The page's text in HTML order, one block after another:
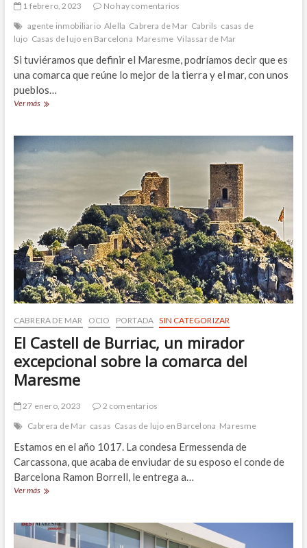
1 febrero, 2023
No hay comentarios
agente inmobiliario Alella Cabrera de Mar Cabrils casas de
lujo Casas de lujo en Barcelona Maresme Vilassar de Mar
Si tuviéramos que definir el Maresme, podríamos decir que es
una comarca que reúne lo mejor de la tierra y el mar, con unos
pueblos…
Ver másPueblos
con
encanto
CABRERA DE MAR OCIO PORTADA SIN CATEGORIZAR
El Castell de Burriac, un mirador
excepcional sobre la comarca del
Maresme
27 enero, 2023
2 comentarios
Cabrera de Mar casas Casas de lujo en Barcelona Maresme
Estamos en el año 1017. La condesa Ermessenda de
Carcassona, que acaba de enviudar de su esposo el conde de
Barcelona Ramon Borrell, le entrega a…
Ver másEl
Burriac,
un